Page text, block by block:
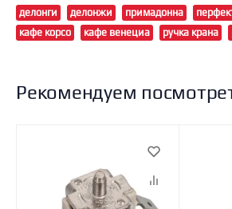
делонги делонжи примадонна
кафе корсо
кафе венециа ручка крана
Рекомендуем